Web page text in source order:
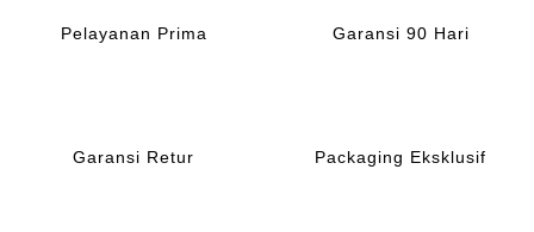
Pelayanan Prima Garansi 90 Hari
Garansi Retur Packaging Eksklusif